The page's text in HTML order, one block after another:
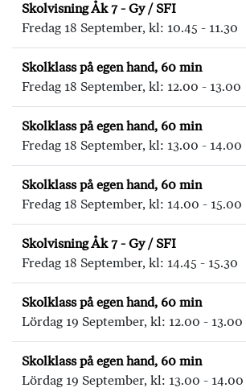
Skolvisning Åk 7 - Gy / SFI
Fredag 18 September, kl: 10.45 - 11.30
Skolklass på egen hand, 60 min
Fredag 18 September, kl: 12.00 - 13.00
Skolklass på egen hand, 60 min
Fredag 18 September, kl: 13.00 - 14.00
Skolklass på egen hand, 60 min
Fredag 18 September, kl: 14.00 - 15.00
Skolvisning Åk 7 - Gy / SFI
Fredag 18 September, kl: 14.45 - 15.30
Skolklass på egen hand, 60 min
Lördag 19 September, kl: 12.00 - 13.00
Skolklass på egen hand, 60 min
Lördag 19 September, kl: 13.00 - 14.00